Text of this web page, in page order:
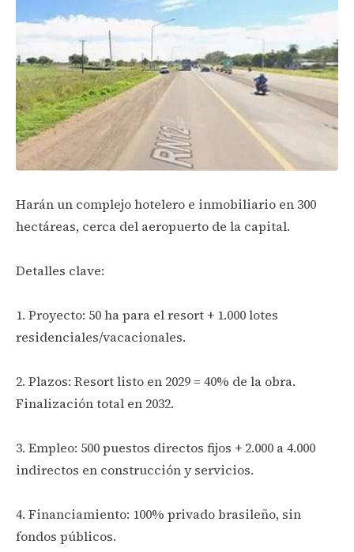
Harán un complejo hotelero e inmobiliario en 300
hectáreas, cerca del aeropuerto de la capital.
Detalles clave:
1. Proyecto: 50 ha para el resort + 1.000 lotes
residenciales/vacacionales.
2. Plazos: Resort listo en 2029 = 40% de la obra.
Finalización total en 2032.
3. Empleo: 500 puestos directos fijos + 2.000 a 4.000
indirectos en construcción y servicios.
4. Financiamiento: 100% privado brasileño, sin
fondos públicos.